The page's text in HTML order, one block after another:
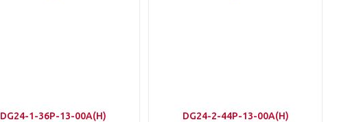
DG24-1-36P-13-00A(H) DG24-2-44P-13-00A(H)